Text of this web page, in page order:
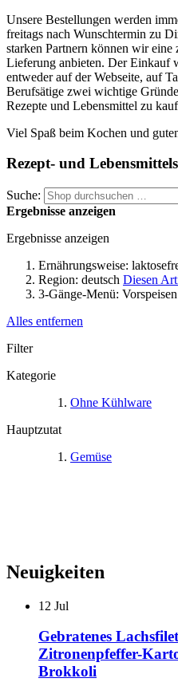
Unsere Bestellungen werden
freitags nach Wunschtermin zu
starken Partnern können wir
Lieferung anbieten. Der Einkauf
entweder auf der Webseite, auf
Berufsätige zwei wichtige
Rezepte und Lebensmittel zu
Viel Spaß beim Kochen und
Rezept- und
Suche:
Ergebnisse anzeigen
Ergebnisse anzeigen
Ernährungsweise:
Region: deutsch Diesen
3-Gänge-Menü: Vorspeisen
Alles entfernen
Filter
Kategorie
Ohne Kühlware
Hauptzutat
Gemüse
Neuigkeiten
12 Jul
Gebratenes
Zitronenpfeffer-
Brokkoli